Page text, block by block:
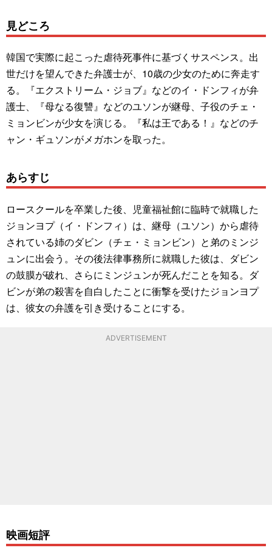
見どころ
韓国で実際に起こった虐待死事件に基づくサスペンス。出
世だけを望んできた弁護士が、10歳の少女のために奔走す
る。『エクストリーム・ジョブ』などのイ・ドンフィが弁
護士、『母なる復讐』などのユソンが継母、子役のチェ・
ミョンビンが少女を演じる。『私は王である！』などのチ
ャン・ギュソンがメガホンを取った。
あらすじ
ロースクールを卒業した後、児童福祉館に臨時で就職した
ジョンヨプ（イ・ドンフィ）は、継母（ユソン）から虐待
されている姉のダビン（チェ・ミョンビン）と弟のミンジ
ュンに出会う。その後法律事務所に就職した彼は、ダビン
の鼓膜が破れ、さらにミンジュンが死んだことを知る。ダ
ビンが弟の殺害を自白したことに衝撃を受けたジョンヨプ
は、彼女の弁護を引き受けることにする。
ADVERTISEMENT
映画短評